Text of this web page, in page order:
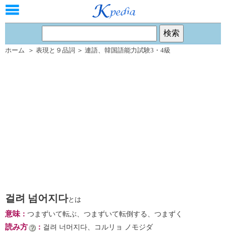
ホーム ＞ 表現と９品詞 ＞ 連語、 韓国語能力試験3・4級
걸려 넘어지다とは
意味： つまずいて転ぶ、つまずいて転倒する、つまずく
読み方 ： 걸려 너머지다、コルリョ ノモジダ